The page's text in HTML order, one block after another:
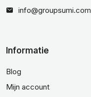
info@groupsumi.com
Informatie
Blog
Mijn account